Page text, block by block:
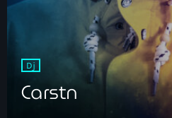
Dj
Carstn